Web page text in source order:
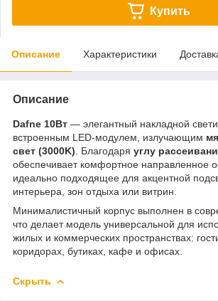
Купить
Описание Характеристики
Описание
Dafne 10Вт — элегантный накладной
встроенным LED-модулем, излучающим
свет (3000K) . Благодаря углу
обеспечивает комфортное направленное
идеально подходящее для акцентной
интерьера, зон отдыха или витрин.
Минималистичный корпус выполнен в
что делает модель универсальной для
жилых и коммерческих пространствах:
коридорах, бутиках, кафе и офисах.
Скрыть